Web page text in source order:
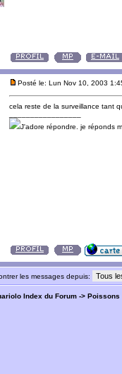
Posté le: Lun Nov 10, 2003
cela reste de la surveillance tant
J'adore répondre. je réponds
les messages depuis:
Index du Forum -> Poissons